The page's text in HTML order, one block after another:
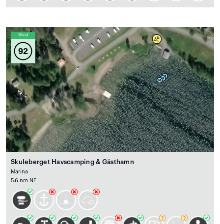
Wind
92
Skuleberget Havscamping & Gästhamn
Marina
5.6 nm NE